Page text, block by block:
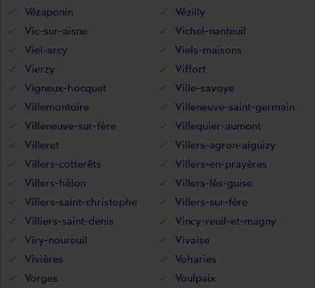
Vézaponin
Vézilly
Vic-sur-aisne
Vichel-nanteuil
Viel-arcy
Viels-maisons
Vierzy
Viffort
Vigneux-hocquet
Ville-savoye
Villemontoire
Villeneuve-saint-germain
Villeneuve-sur-fère
Villequier-aumont
Villeret
Villers-agron-aiguizy
Villers-cotterêts
Villers-en-prayères
Villers-hélon
Villers-lès-guise
Villers-saint-christophe
Villers-sur-fère
Villiers-saint-denis
Vincy-reuil-et-magny
Viry-noureuil
Vivaise
Vivières
Voharies
Vorges
Voulpaix